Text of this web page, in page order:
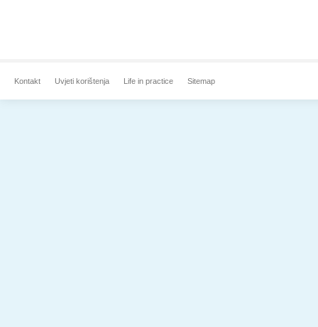
Kontakt Uvjeti korištenja Life in practice Sitemap